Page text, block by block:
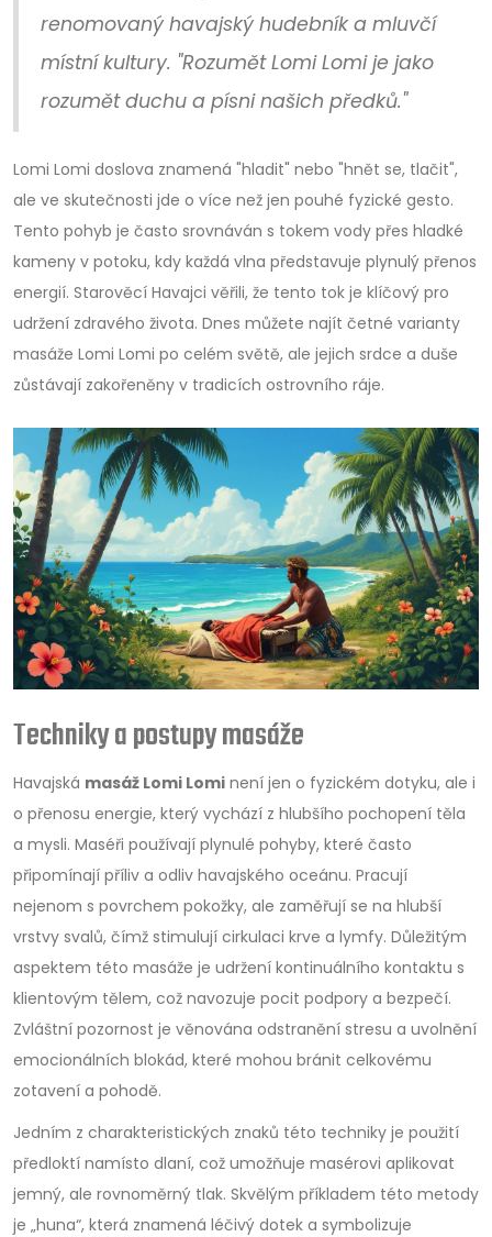
renomovaný havajský hudebník a mluvčí
místní kultury. "Rozumět Lomi Lomi je jako
rozumět duchu a písni našich předků."
Lomi Lomi doslova znamená "hladit" nebo "hnět se, tlačit",
ale ve skutečnosti jde o více než jen pouhé fyzické gesto.
Tento pohyb je často srovnáván s tokem vody přes hladké
kameny v potoku, kdy každá vlna představuje plynulý přenos
energií. Starověcí Havajci věřili, že tento tok je klíčový pro
udržení zdravého života. Dnes můžete najít četné varianty
masáže Lomi Lomi po celém světě, ale jejich srdce a duše
zůstávají zakořeněny v tradicích ostrovního ráje.
Techniky a postupy masáže
Havajská masáž Lomi Lomi není jen o fyzickém dotyku, ale i
o přenosu energie, který vychází z hlubšího pochopení těla
a mysli. Maséři používají plynulé pohyby, které často
připomínají příliv a odliv havajského oceánu. Pracují
nejenom s povrchem pokožky, ale zaměřují se na hlubší
vrstvy svalů, čímž stimulují cirkulaci krve a lymfy. Důležitým
aspektem této masáže je udržení kontinuálního kontaktu s
klientovým tělem, což navozuje pocit podpory a bezpečí.
Zvláštní pozornost je věnována odstranění stresu a uvolnění
emocionálních blokád, které mohou bránit celkovému
zotavení a pohodě.
Jedním z charakteristických znaků této techniky je použití
předloktí namísto dlaní, což umožňuje masérovi aplikovat
jemný, ale rovnoměrný tlak. Skvělým příkladem této metody
je „huna“, která znamená léčivý dotek a symbolizuje